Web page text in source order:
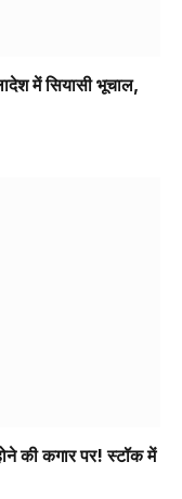
में सियासी भूचाल,
की कगार पर! स्टॉक में